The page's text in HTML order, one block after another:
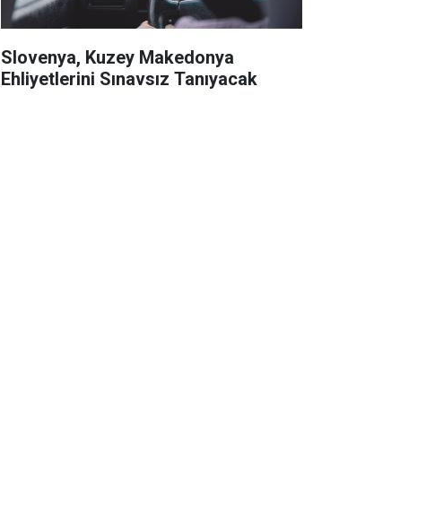
Slovenya, Kuzey Makedonya
Ehliyetlerini Sınavsız Tanıyacak